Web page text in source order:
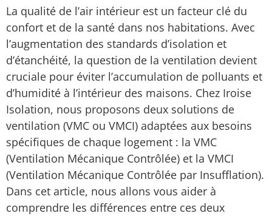
La qualité de l’air intérieur est un facteur clé du
confort et de la santé dans nos habitations. Avec
l’augmentation des standards d’isolation et
d’étanchéité, la question de la ventilation devient
cruciale pour éviter l’accumulation de polluants et
d’humidité à l’intérieur des maisons. Chez Iroise
Isolation, nous proposons deux solutions de
ventilation (VMC ou VMCI) adaptées aux besoins
spécifiques de chaque logement : la VMC
(Ventilation Mécanique Contrôlée) et la VMCI
(Ventilation Mécanique Contrôlée par Insufflation).
Dans cet article, nous allons vous aider à
comprendre les différences entre ces deux